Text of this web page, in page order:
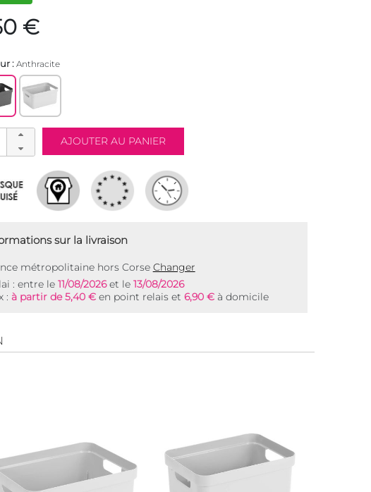
€
: Anthracite
sur la livraison
métropolitaine hors Corse Changer
: entre le 11/08/2026et le 13/08/2026
: à partir de 5,40 € en point relais et 6,90 €à domicile